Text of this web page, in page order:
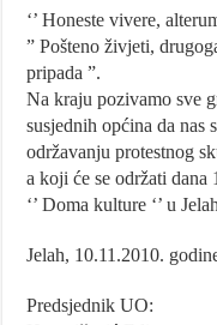
‘’ Honeste vivere,
” Pošteno živjeti,
pripada ”.
Na kraju pozivamo sve
susjednih općina da nas
održavanju protestnog
a koji će se održati dana
‘’ Doma kulture ‘’ u
Jelah, 10.11.2010.
Predsjednik UO: